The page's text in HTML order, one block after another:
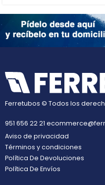
Ferretubos © Todos los
951 656 22 21
Aviso de privacidad
Términos y condiciones
Política De Devoluciones
Política De Envíos